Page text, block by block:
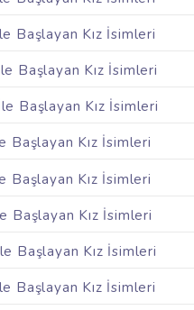
Başlayan Kız İsimleri
Başlayan Kız İsimleri
Başlayan Kız İsimleri
Başlayan Kız İsimleri
Başlayan Kız İsimleri
Başlayan Kız İsimleri
Başlayan Kız İsimleri
Başlayan Kız İsimleri